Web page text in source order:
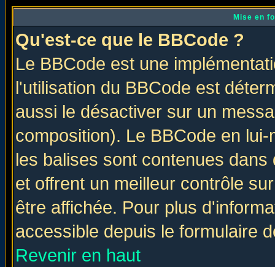
Mise en
Qu'est-ce que le BBCode ?
Le BBCode est une
l'utilisation du BBCode est
aussi le désactiver sur un
composition). Le BBCode en
les balises sont contenues
et offrent un meilleur contrôle
être affichée. Pour plus
accessible depuis le formulaire
Revenir en haut